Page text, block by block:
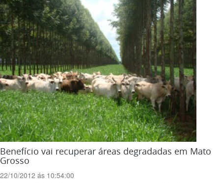
Benefício vai recuperar áreas degradadas em Mato
Grosso
22/10/2012 ás 10:54:00